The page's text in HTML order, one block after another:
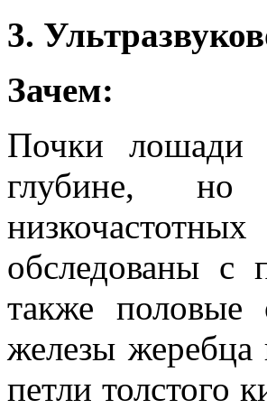
3.
Зачем:
Почки лошади
глубине, но
обследованы с
также
железы жеребца
петли толстого